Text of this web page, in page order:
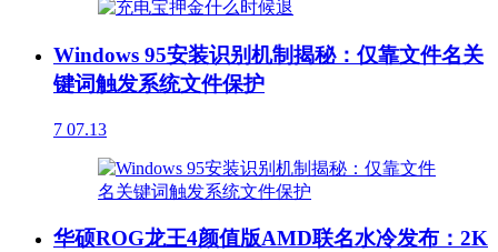
Windows 95安装识别机制揭秘：仅靠文件名关
键词触发系统文件保护
7 07.13
华硕ROG龙王4颜值版AMD联名水冷发布：2K